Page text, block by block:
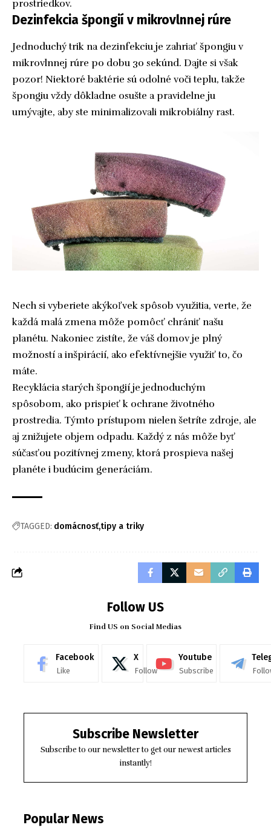
prostriedkov.
Dezinfekcia špongií v mikrovlnnej rúre
Jednoduchý trik na dezinfekciu je zahriať špongiu v
mikrovlnnej rúre po dobu 30 sekúnd. Dajte si však
pozor! Niektoré baktérie sú odolné voči teplu, takže
špongiu vždy dôkladne osušte a pravidelne ju
umývajte, aby ste minimalizovali mikrobiálny rast.
Nech si vyberiete akýkoľvek spôsob využitia, verte, že
každá malá zmena môže pomôcť chrániť našu
planétu. Nakoniec zistíte, že váš domov je plný
možností a inšpirácií, ako efektívnejšie využiť to, čo
máte.
Recyklácia starých špongií je jednoduchým
spôsobom, ako prispieť k ochrane životného
prostredia. Týmto prístupom nielen šetríte zdroje, ale
aj znižujete objem odpadu. Každý z nás môže byť
súčasťou pozitívnej zmeny, ktorá prospieva našej
planéte i budúcim generáciám.
TAGGED: domácnosť tipy a triky
Follow US
Find US on Social Medias
Facebook
Like
X
Follow
Youtube
Subscribe
Subscribe Newsletter
Subscribe to our newsletter to get our newest articles
instantly!
Popular News